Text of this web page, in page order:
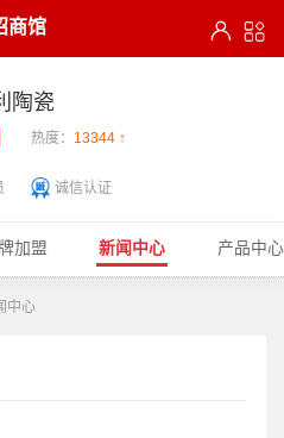
商馆
陶瓷
热度： 13344 ↑
诚信认证
加盟 新闻中心 产品中心
中心